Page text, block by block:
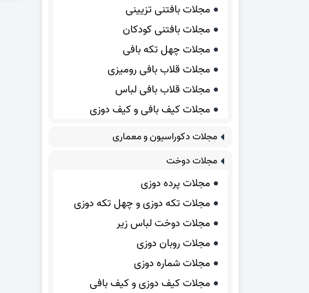
مجلات بافتنی تزیینی
مجلات بافتنی کودکان
مجلات چهل تکه بافی
مجلات قلاب بافی رومیزی
مجلات قلاب بافی لباس
مجلات کیف بافی و کیف دوزی
مجلات دکوراسیون و معماری
مجلات دوخت
مجلات پرده دوزی
مجلات تکه دوزی و چهل تکه دوزی
مجلات دوخت لباس زیر
مجلات روبان دوزی
مجلات شماره دوزی
مجلات کیف دوزی و کیف بافی